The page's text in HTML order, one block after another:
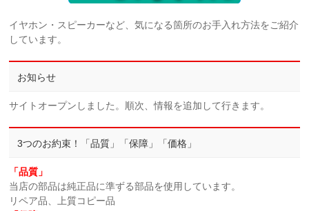
イヤホン・スピーカーなど、気になる箇所のお手入れ方法をご紹介
しています。
お知らせ
サイトオープンしました。順次、情報を追加して行きます。
3つのお約束！「品質」「保障」「価格」
「品質」
当店の部品は純正品に準ずる部品を使用しています。
リペア品、上質コピー品